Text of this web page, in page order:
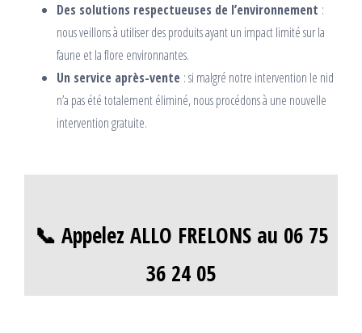
Des solutions respectueuses de l’environnement :
nous veillons à utiliser des produits ayant un impact limité sur la
faune et la flore environnantes.
Un service après-vente : si malgré notre intervention le nid
n’a pas été totalement éliminé, nous procédons à une nouvelle
intervention gratuite.
📞 Appelez ALLO FRELONS au 06 75
36 24 05